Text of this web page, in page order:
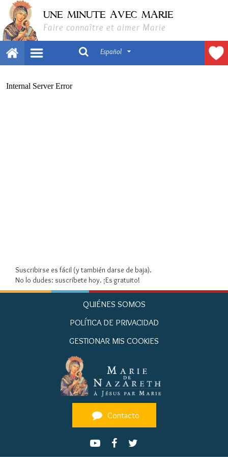
UNE MINUTE AVEC MARIE
Faire connaître et aimer Marie
Español
Suscribirse es fácil (y también darse de baja).
No lo dudes: suscríbete hoy. ¡Es gratuito!
QUIÉNES SOMOS
POLÍTICA DE PRIVACIDAD
GESTIONAR MIS COOKIES
Contacto